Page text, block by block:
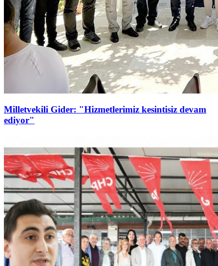
Milletvekili Gider: "Hizmetlerimiz kesintisiz devam
ediyor"